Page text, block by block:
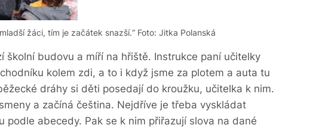
žáci, tím je začátek snazší.“ Foto: Jitka Polanská
školní budovu a míří na hřiště. Instrukce paní učitelky
kolem zdi, a to i když jsme za plotem a auta tu
dráhy si děti posedají do kroužku, učitelka k nim.
a začíná čeština. Nejdříve je třeba vyskládat
podle abecedy. Pak se k nim přiřazují slova na dané